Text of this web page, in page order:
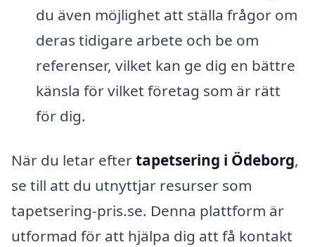
du även möjlighet att ställa frågor om
deras tidigare arbete och be om
referenser, vilket kan ge dig en bättre
känsla för vilket företag som är rätt
för dig.
När du letar eftertapetsering i Ödeborg,
se till att du utnyttjar resurser som
tapetsering-pris.se. Denna plattform är
utformad för att hjälpa dig att få kontakt